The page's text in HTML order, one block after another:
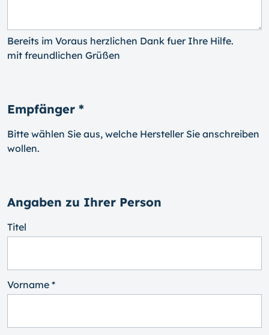
Bereits im Voraus herzlichen Dank fuer Ihre Hilfe.
mit freundlichen Grüßen
Empfänger *
Bitte wählen Sie aus, welche Hersteller Sie anschreiben
wollen.
Angaben zu Ihrer Person
Titel
Vorname *